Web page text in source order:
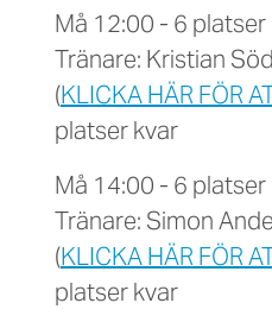
Må 12:00 - 6 platser
Tränare: Kristian
(KLICKA HÄR FÖR
platser kvar
Må 14:00 - 6 platser
Tränare: Simon
(KLICKA HÄR FÖR
platser kvar